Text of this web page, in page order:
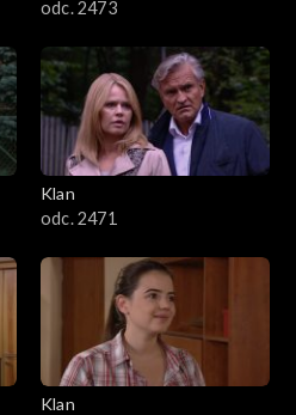
odc. 2473
Klan
odc. 2471
Klan